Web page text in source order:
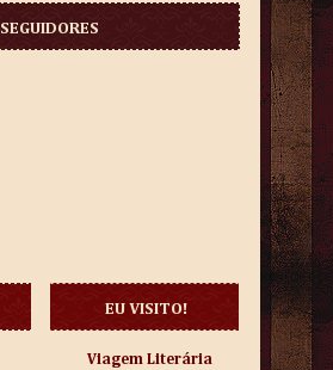
SEGUIDORES
EU VISITO!
Viagem Literária